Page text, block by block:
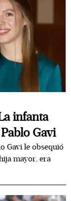
infanta
Gavi
Gavi le obsequió
mayor, era